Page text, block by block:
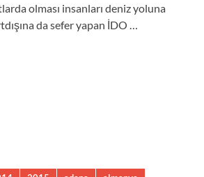
olması insanları deniz yoluna
da sefer yapan İDO …